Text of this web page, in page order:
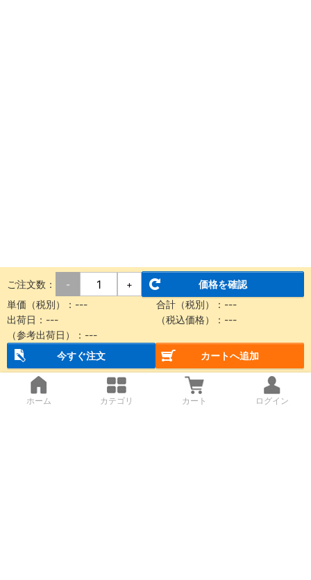
ご注文数： - +
価格を確認
単価（税別）： --- 合計（税別）： ---
出荷日： --- （税込価格）： ---
（参考出荷日）： ---
今すぐ注文
カートへ追加
ホーム カテゴリ カート ログイン